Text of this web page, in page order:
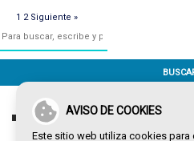
AVISO DE COOKIES
Este sitio web utiliza cookies para
1 2 Siguiente »